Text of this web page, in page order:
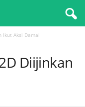
Ikut Aksi Damai
Diijinkan